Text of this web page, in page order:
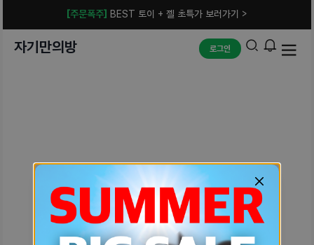
[주문폭주] BEST 토이 + 젤 초특가 보러가기 >
자기만의방 로그인
예상치 못한 에러입니다.